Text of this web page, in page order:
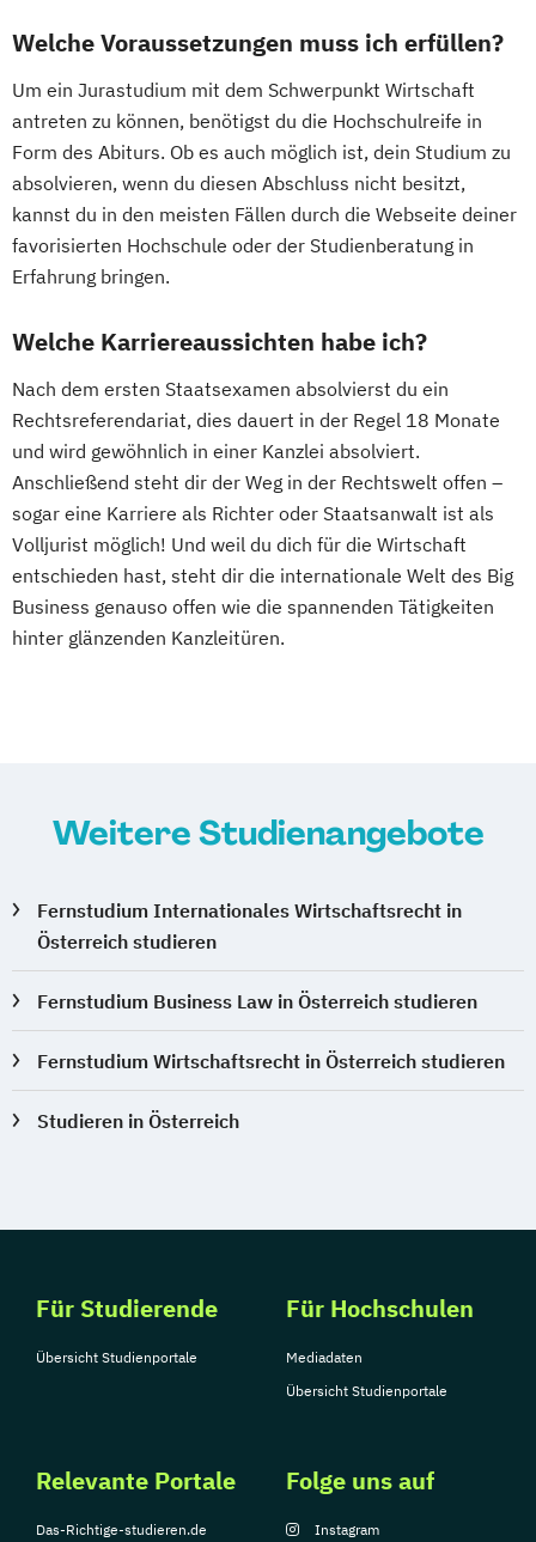
Welche Voraussetzungen muss ich erfüllen?
Um ein Jurastudium mit dem Schwerpunkt Wirtschaft
antreten zu können, benötigst du die Hochschulreife in
Form des Abiturs. Ob es auch möglich ist, dein Studium zu
absolvieren, wenn du diesen Abschluss nicht besitzt,
kannst du in den meisten Fällen durch die Webseite deiner
favorisierten Hochschule oder der Studienberatung in
Erfahrung bringen.
Welche Karriereaussichten habe ich?
Nach dem ersten Staatsexamen absolvierst du ein
Rechtsreferendariat, dies dauert in der Regel 18 Monate
und wird gewöhnlich in einer Kanzlei absolviert.
Anschließend steht dir der Weg in der Rechtswelt offen –
sogar eine Karriere als Richter oder Staatsanwalt ist als
Volljurist möglich! Und weil du dich für die Wirtschaft
entschieden hast, steht dir die internationale Welt des Big
Business genauso offen wie die spannenden Tätigkeiten
hinter glänzenden Kanzleitüren.
Weitere Studienangebote
Fernstudium Internationales Wirtschaftsrecht in
Österreich studieren
Fernstudium Business Law in Österreich studieren
Fernstudium Wirtschaftsrecht in Österreich studieren
Studieren in Österreich
Für Studierende
Übersicht Studienportale
Für Hochschulen
Mediadaten
Übersicht Studienportale
Relevante Portale
Das-Richtige-studieren.de
Folge uns auf
Instagram